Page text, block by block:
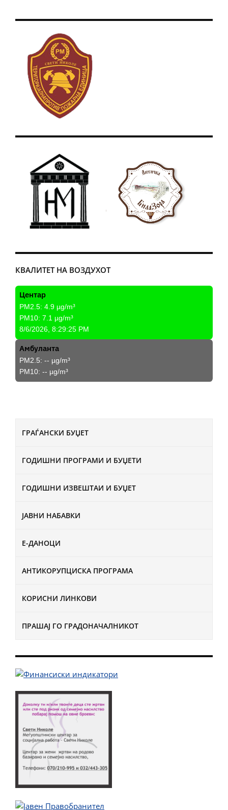
ГРАЃАНСКИ БУЏЕТ
ГОДИШНИ ПРОГРАМИ И БУЏЕТИ
ГОДИШНИ ИЗВЕШТАИ И БУЏЕТ
ЈАВНИ НАБАВКИ
Е-ДАНОЦИ
АНТИКОРУПЦИСКА ПРОГРАМА
КОРИСНИ ЛИНКОВИ
ПРАШАЈ ГО ГРАДОНАЧАЛНИКОТ
КВАЛИТЕТ НА ВОЗДУХОТ
Центар
PM2.5: 4.9 µg/m³
PM10: 7.1 µg/m³
8/6/2026, 8:29:25 PM
Амбуланта
PM2.5: -- µg/m³
PM10: -- µg/m³